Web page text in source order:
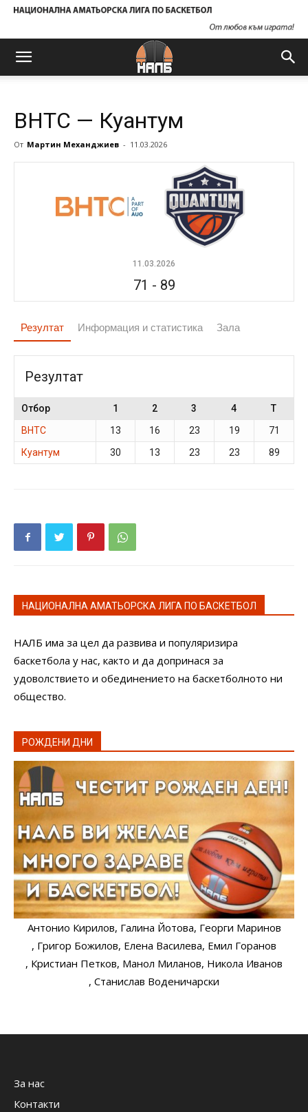
ВНТС — Куантум
От Мартин Механджиев - 11.03.2026
11.03.2026
71 - 89
Резултат Информация и статистика Зала
Резултат
Отбор 1 2 3 4
T
ВНТС
13 16 23 19
71
Куантум
30 13 23 23 89
НАЦИОНАЛНА АМАТЬОРСКА ЛИГА ПО БАСКЕТБОЛ
НАЛБ има за цел да развива и популяризира
баскетбола у нас, както и да допринася за
удоволствието и обединението на баскетболното ни
общество.
РОЖДЕНИ ДНИ
Антонио Кирилов, Галина Йотова, Георги Маринов
, Григор Божилов, Елена Василева, Емил Горанов
, Кристиан Петков, Манол Миланов, Никола Иванов
, Станислав Воденичарски
За нас
Контакти